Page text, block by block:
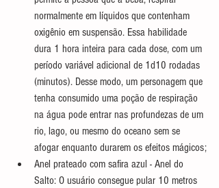
normalmente em líquidos que contenham
oxigênio em suspensão. Essa habilidade
dura 1 hora inteira para cada dose, com um
período variável adicional de 1d10 rodadas
(minutos). Desse modo, um personagem que
tenha consumido uma poção de respiração
na água pode entrar nas profundezas de um
rio, lago, ou mesmo do oceano sem se
afogar enquanto durarem os efeitos mágicos;
Anel prateado com safira azul - Anel do
Salto: O usuário consegue pular 10 metros